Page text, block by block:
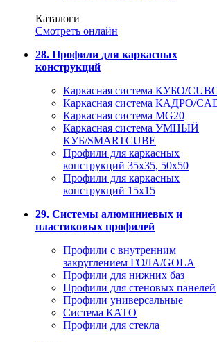
Каталоги
Смотреть онлайн
28. Профили для каркасных
конструкций
Каркасная система КУБО/
Каркасная система КАДРО/
Каркасная система MG20
Каркасная система УМНЫЙ
КУБ/SMARTCUBE
Профили для каркасных
конструкций 35x35, 50x50
Профили для каркасных
конструкций 15х15
29. Системы алюминиевых и
пластиковых профилей
Профили с внутренним
закруглением ГОЛА/GOLA
Профили для нижних баз
Профили для стеновых панелей
Профили универсальные
Система КАТО
Профили для стекла